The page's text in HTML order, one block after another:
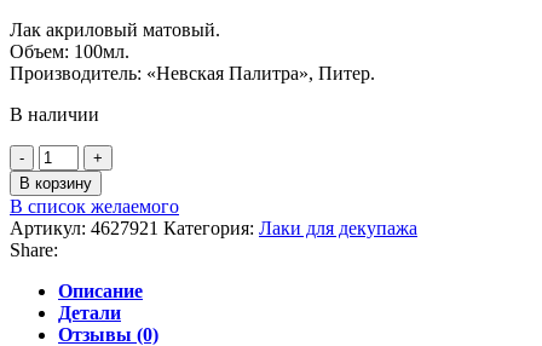
Лак акриловый матовый.
Объем: 100мл.
Производитель: «Невская Палитра», Питер.
В наличии
Количество
товара
Лак
акриловый
матовый
Сонет,
100мл
В корзину
В список желаемого
Артикул: 4627921 Категория: Лаки для декупажа
Share:
Описание
Детали
Отзывы (0)